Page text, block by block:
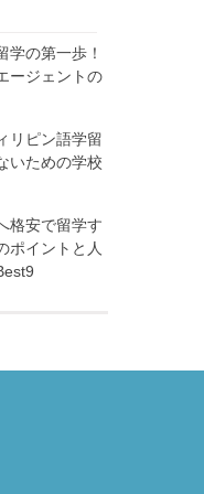
学の第一歩！
ージェントの
リピン語学留
いための学校
格安で留学す
ポイントと人